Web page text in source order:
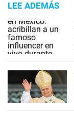
LEE ADEMÁS